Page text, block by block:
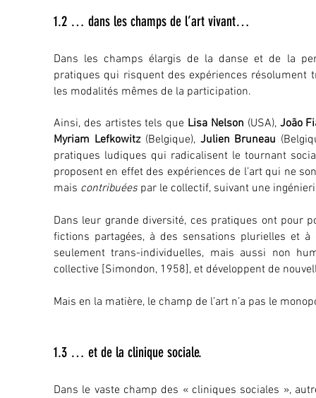
1.2 … dans les champs de l’art vivant…
Dans les champs élargis de la danse et de la
pratiques qui risquent des expériences
les modalités mêmes de la participation.
Ainsi, des artistes tels que Lisa Nelson (USA), João
Myriam Lefkowitz(Belgique), Julien Bruneau
pratiques ludiques qui radicalisent le tournant
proposent en effet des expériences de l’art qui ne
mais contribuées par le collectif, suivant une
Dans leur grande diversité, ces pratiques ont pour
fictions partagées, à des sensations plurielles et
seulement trans-individuelles, mais aussi non
collective [Simondon, 1958], et développent de
Mais en la matière, le champ de l’art n’a pas le
1.3 … et de la clinique sociale.
Dans le vaste champ des « cliniques sociales »,